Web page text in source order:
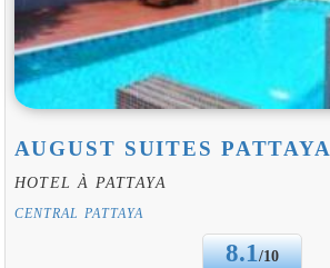
AUGUST SUITES PATTAYA
HOTEL À PATTAYA
CENTRAL PATTAYA
8.1/10